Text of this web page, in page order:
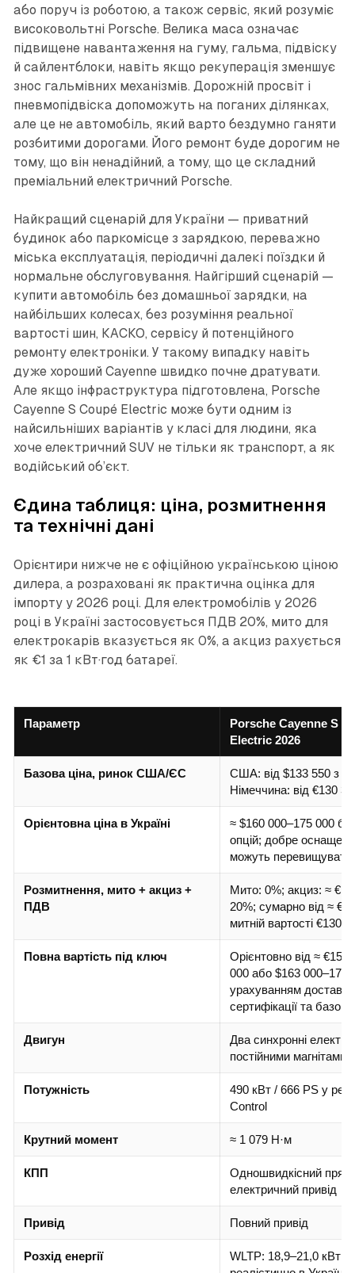
або поруч із роботою, а також сервіс, який розуміє
високовольтні Porsche. Велика маса означає
підвищене навантаження на гуму, гальма, підвіску
й сайлентблоки, навіть якщо рекуперація зменшує
знос гальмівних механізмів. Дорожній просвіт і
пневмопідвіска допоможуть на поганих ділянках,
але це не автомобіль, який варто бездумно ганяти
розбитими дорогами. Його ремонт буде дорогим не
тому, що він ненадійний, а тому, що це складний
преміальний електричний Porsche.
Найкращий сценарій для України — приватний
будинок або паркомісце з зарядкою, переважно
міська експлуатація, періодичні далекі поїздки й
нормальне обслуговування. Найгірший сценарій —
купити автомобіль без домашньої зарядки, на
найбільших колесах, без розуміння реальної
вартості шин, КАСКО, сервісу й потенційного
ремонту електроніки. У такому випадку навіть
дуже хороший Cayenne швидко почне дратувати.
Але якщо інфраструктура підготовлена, Porsche
Cayenne S Coupé Electric може бути одним із
найсильніших варіантів у класі для людини, яка
хоче електричний SUV не тільки як транспорт, а як
водійський об’єкт.
Єдина таблиця: ціна, розмитнення
та технічні дані
Орієнтири нижче не є офіційною українською ціною
дилера, а розраховані як практична оцінка для
імпорту у 2026 році. Для електромобілів у 2026
році в Україні застосовується ПДВ 20%, мито для
електрокарів вказується як 0%, а акциз рахується
як €1 за 1 кВт·год батареї.
Параметр
Porsche Cayenne S
Electric 2026
Базова ціна, ринок США/ЄС
США: від $133 550 з
Німеччина: від €130
Орієнтовна ціна в Україні
≈ $160 000–175 000
опцій; добре оснащені
можуть перевищувати
Розмитнення, мито + акциз +
ПДВ
Мито: 0%; акциз: ≈
20%; сумарно від ≈
митній вартості €130
Повна вартість під ключ
Орієнтовно від ≈ €158
000 або $163 000–175
урахуванням
сертифікації та
Двигун
Два синхронні
постійними магнітами
Потужність
490 кВт / 666 PS у
Control
Крутний момент ≈ 1 079 Н·м
КПП
Одношвидкісний
електричний привід
Привід Повний привід
Розхід енергії
WLTP: 18,9–21,0